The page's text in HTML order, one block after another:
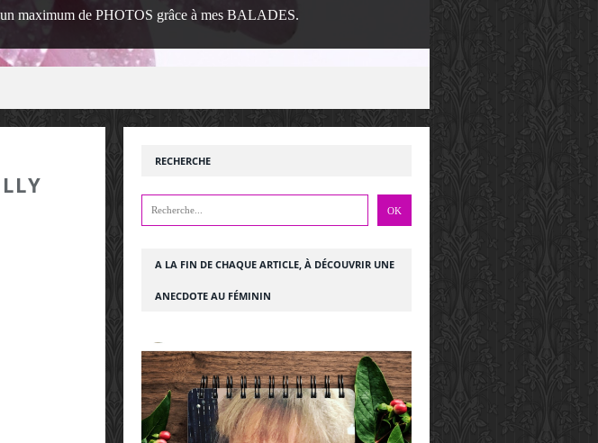
maximum de PHOTOS grâce à mes BALADES.
RECHERCHE
A LA FIN DE CHAQUE ARTICLE, À DÉCOUVRIR UNE
ANECDOTE AU FÉMININ